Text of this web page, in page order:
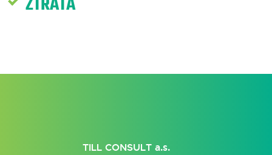
TILL CONSULT a.s.